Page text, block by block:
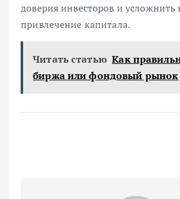
доверия инвесторов и
привлечение капитала.
Читать статью Как
биржа или фондовый рынок